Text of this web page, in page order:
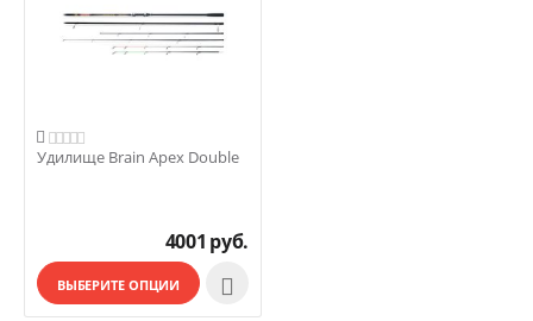

Удилище Brain Apex Double
4001 руб.
ВЫБЕРИТЕ ОПЦИИ 